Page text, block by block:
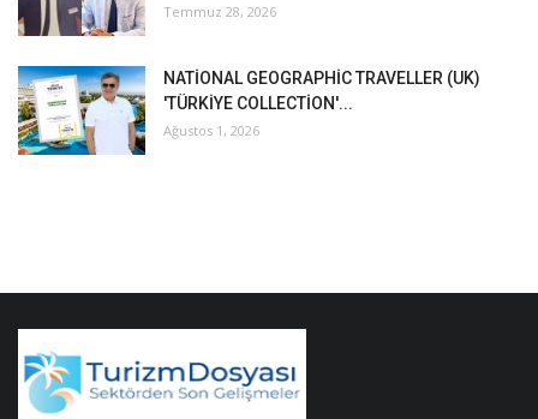
Temmuz 28, 2026
NATİONAL GEOGRAPHİC TRAVELLER (UK)
'TÜRKİYE COLLECTİON'...
Ağustos 1, 2026